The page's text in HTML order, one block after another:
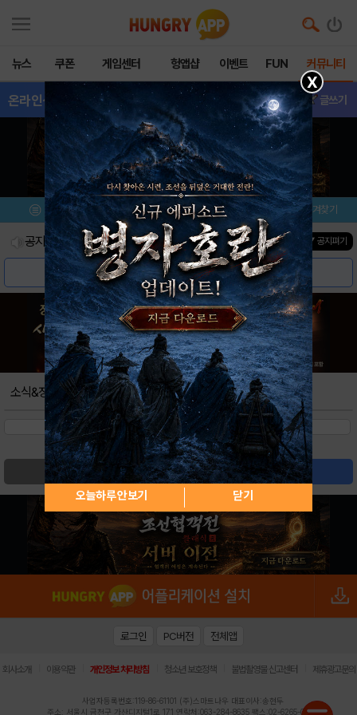
뉴스 쿠폰 게임센터 헝앱샵 이벤트 FUN 커뮤니티
온라인삼국지 - 소식&정보 글쓰기
메뉴 이벤트/미션 설치/평가 즐겨찾기
공지사항 진행중인 이벤트0건 ▼ 공지펴기
소식&정보
검색 글쓰기
X
오늘하루 안보기 닫기
로그인 PC버전 전체앱
회사소개 이용약관 개인정보 처리방침 청소년 보호정책 불법촬영물 신고센터 제휴광고문의
사업자등록번호:119-86-61101 (주)스마트나우 대표이사:송현두
주소: 서울시 금천구 가산디지털1로 171 연락처:063-284-8635 팩스:02-6265-0377